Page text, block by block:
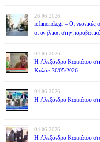
26.06.2026
iefimerida.gr – Οι νεανικές
οι ανήλικοι στην
04.06.2026
H Αλεξάνδρα Καππάτου
Καλά» 30/05/2026
04.06.2026
H Αλεξάνδρα Καππάτου
04.06.2026
H Αλεξάνδρα Καππάτου